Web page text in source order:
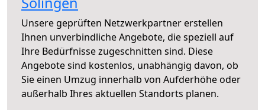
Unsere geprüften Netzwerkpartner erstellen
Ihnen unverbindliche Angebote, die speziell auf
Ihre Bedürfnisse zugeschnitten sind. Diese
Angebote sind kostenlos, unabhängig davon, ob
Sie einen Umzug innerhalb von Aufderhöhe oder
außerhalb Ihres aktuellen Standorts planen.